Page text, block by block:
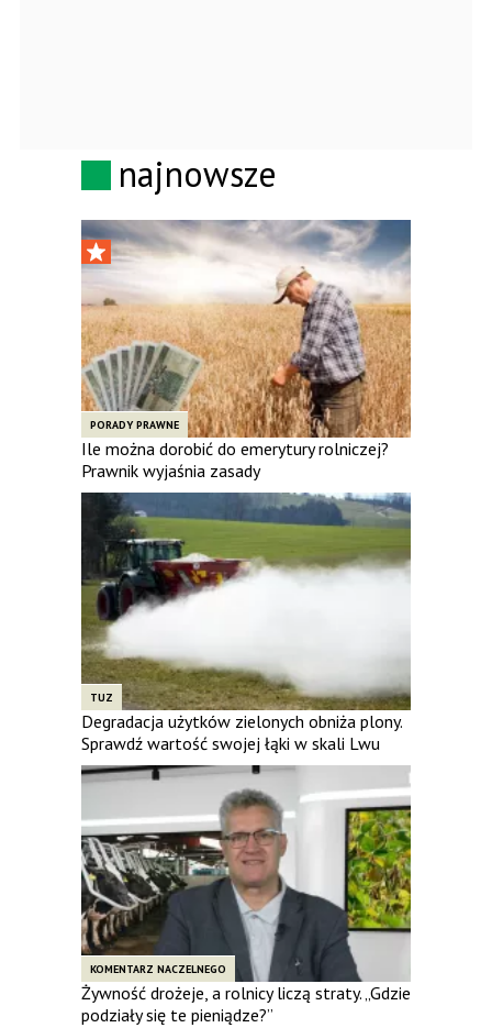
najnowsze
PORADY PRAWNE
Ile można dorobić do emerytury rolniczej?
Prawnik wyjaśnia zasady
TUZ
Degradacja użytków zielonych obniża plony.
Sprawdź wartość swojej łąki w skali Lwu
KOMENTARZ NACZELNEGO
Żywność drożeje, a rolnicy liczą straty. „Gdzie
podziały się te pieniądze?”